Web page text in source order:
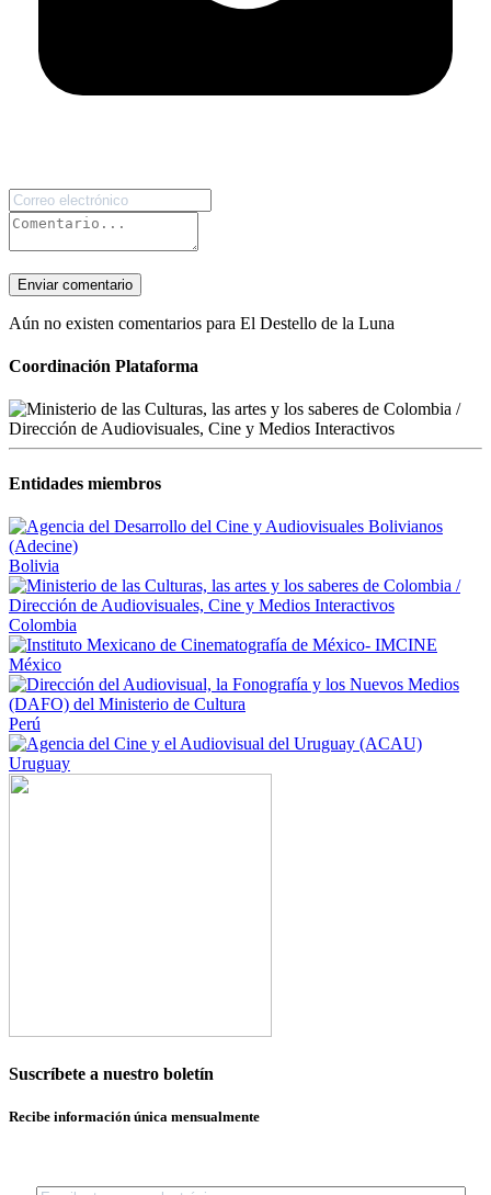
Enviar comentario
Aún no existen comentarios para El Destello de la Luna
Coordinación Plataforma
Entidades miembros
Bolivia
Colombia
México
Perú
Uruguay
Suscríbete a nuestro boletín
Recibe información única mensualmente